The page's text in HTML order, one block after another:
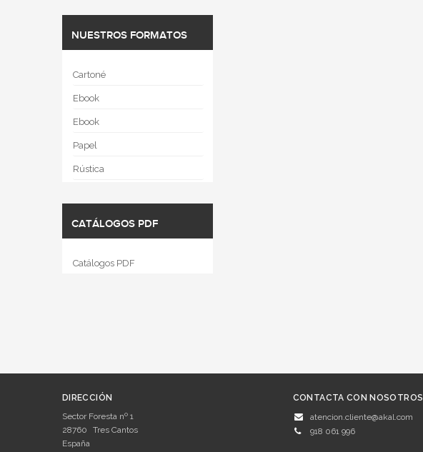
NUESTROS FORMATOS
Cartoné
Ebook
Ebook
Papel
Rústica
CATÁLOGOS PDF
Catálogos PDF
DIRECCIÓN
Sector Foresta nº 1
28760
Tres Cantos
España
CONTACTA CON NOSOTROS
atencion.cliente@akal.com
918 061 996